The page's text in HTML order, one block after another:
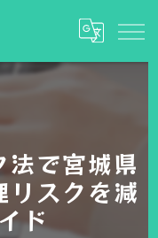
法で宮城県
リスクを減
ド